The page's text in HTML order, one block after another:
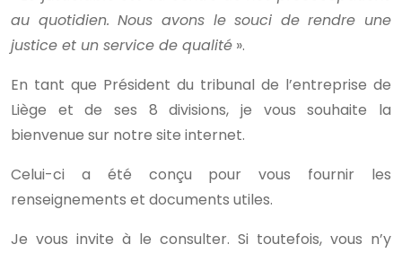
au quotidien. Nous avons le souci de rendre une
justice et un service de qualité ».
En tant que Président du tribunal de l’entreprise de
Liège et de ses 8 divisions, je vous souhaite la
bienvenue sur notre site internet.
Celui-ci a été conçu pour vous fournir les
renseignements et documents utiles.
Je vous invite à le consulter. Si toutefois, vous n’y